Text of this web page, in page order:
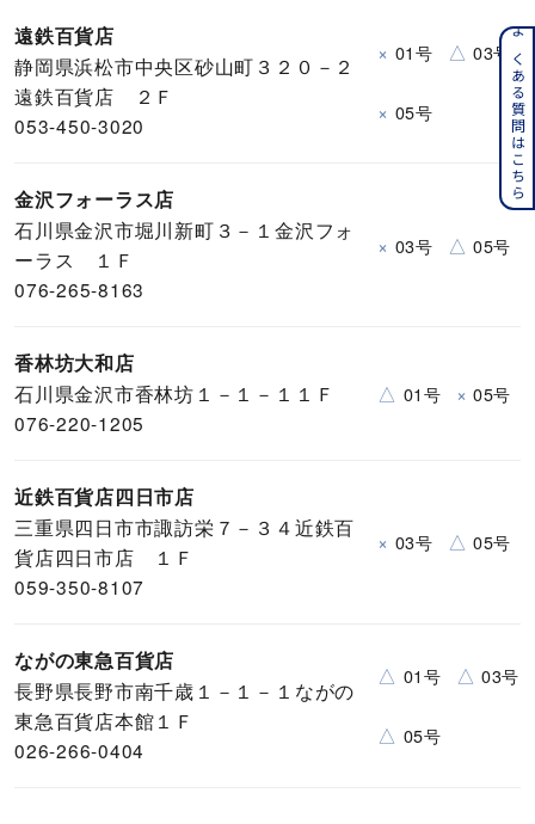
遠鉄百貨店
静岡県浜松市中央区砂山町３２０－２
遠鉄百貨店 ２Ｆ
053-450-3020
× 01号 △ 03号
× 05号
金沢フォーラス店
石川県金沢市堀川新町３－１金沢フォ
ーラス １Ｆ
076-265-8163
× 03号 △ 05号
香林坊大和店
石川県金沢市香林坊１－１－１１Ｆ
076-220-1205
△ 01号 × 05号
近鉄百貨店四日市店
三重県四日市市諏訪栄７－３４近鉄百
貨店四日市店 １Ｆ
059-350-8107
× 03号 △ 05号
ながの東急百貨店
長野県長野市南千歳１－１－１ながの
東急百貨店本館１Ｆ
026-266-0404
△ 01号 △ 03号
△ 05号
よくある質問はこちら